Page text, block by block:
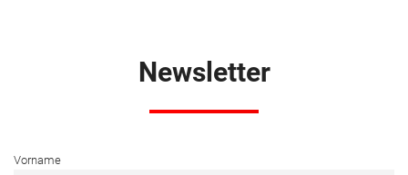
Newsletter
Vorname